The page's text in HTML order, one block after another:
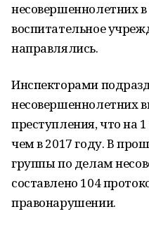
несовершеннолетних
воспитательное
направлялись.
Инспекторами
несовершеннолетних
преступления, что на
чем в 2017 году. В
группы по де­лам
составлено 104
пра­вонарушении.